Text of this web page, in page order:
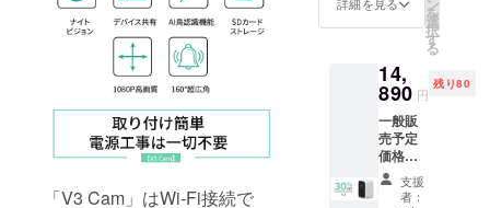
「V3 Cam」はWi-Fi接続で
本体 ｘ
1 スタ
充電
ケーブ
ル×1 壁
付用ス
テッ
カー×1
壁付用
くぎ×4
を
選
択
す
る
14,
890 円
残り80
一般販
売予定
価格：
21,385
円（税
支援
者：